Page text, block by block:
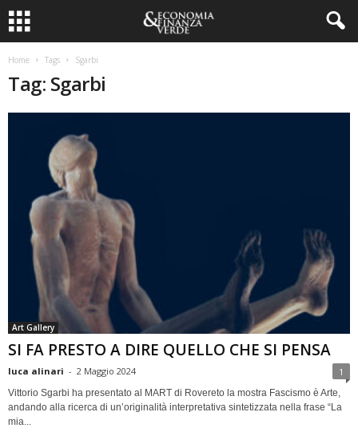
Home Tags Sgarbi
Tag: Sgarbi
Art Gallery
SI FA PRESTO A DIRE QUELLO CHE SI PENSA
luca alinari - 2 Maggio 2024 1
Vittorio Sgarbi ha presentato al MART di Rovereto la mostra Fascismo è Arte,
andando alla ricerca di un’originalità interpretativa sintetizzata nella frase “La
mia...